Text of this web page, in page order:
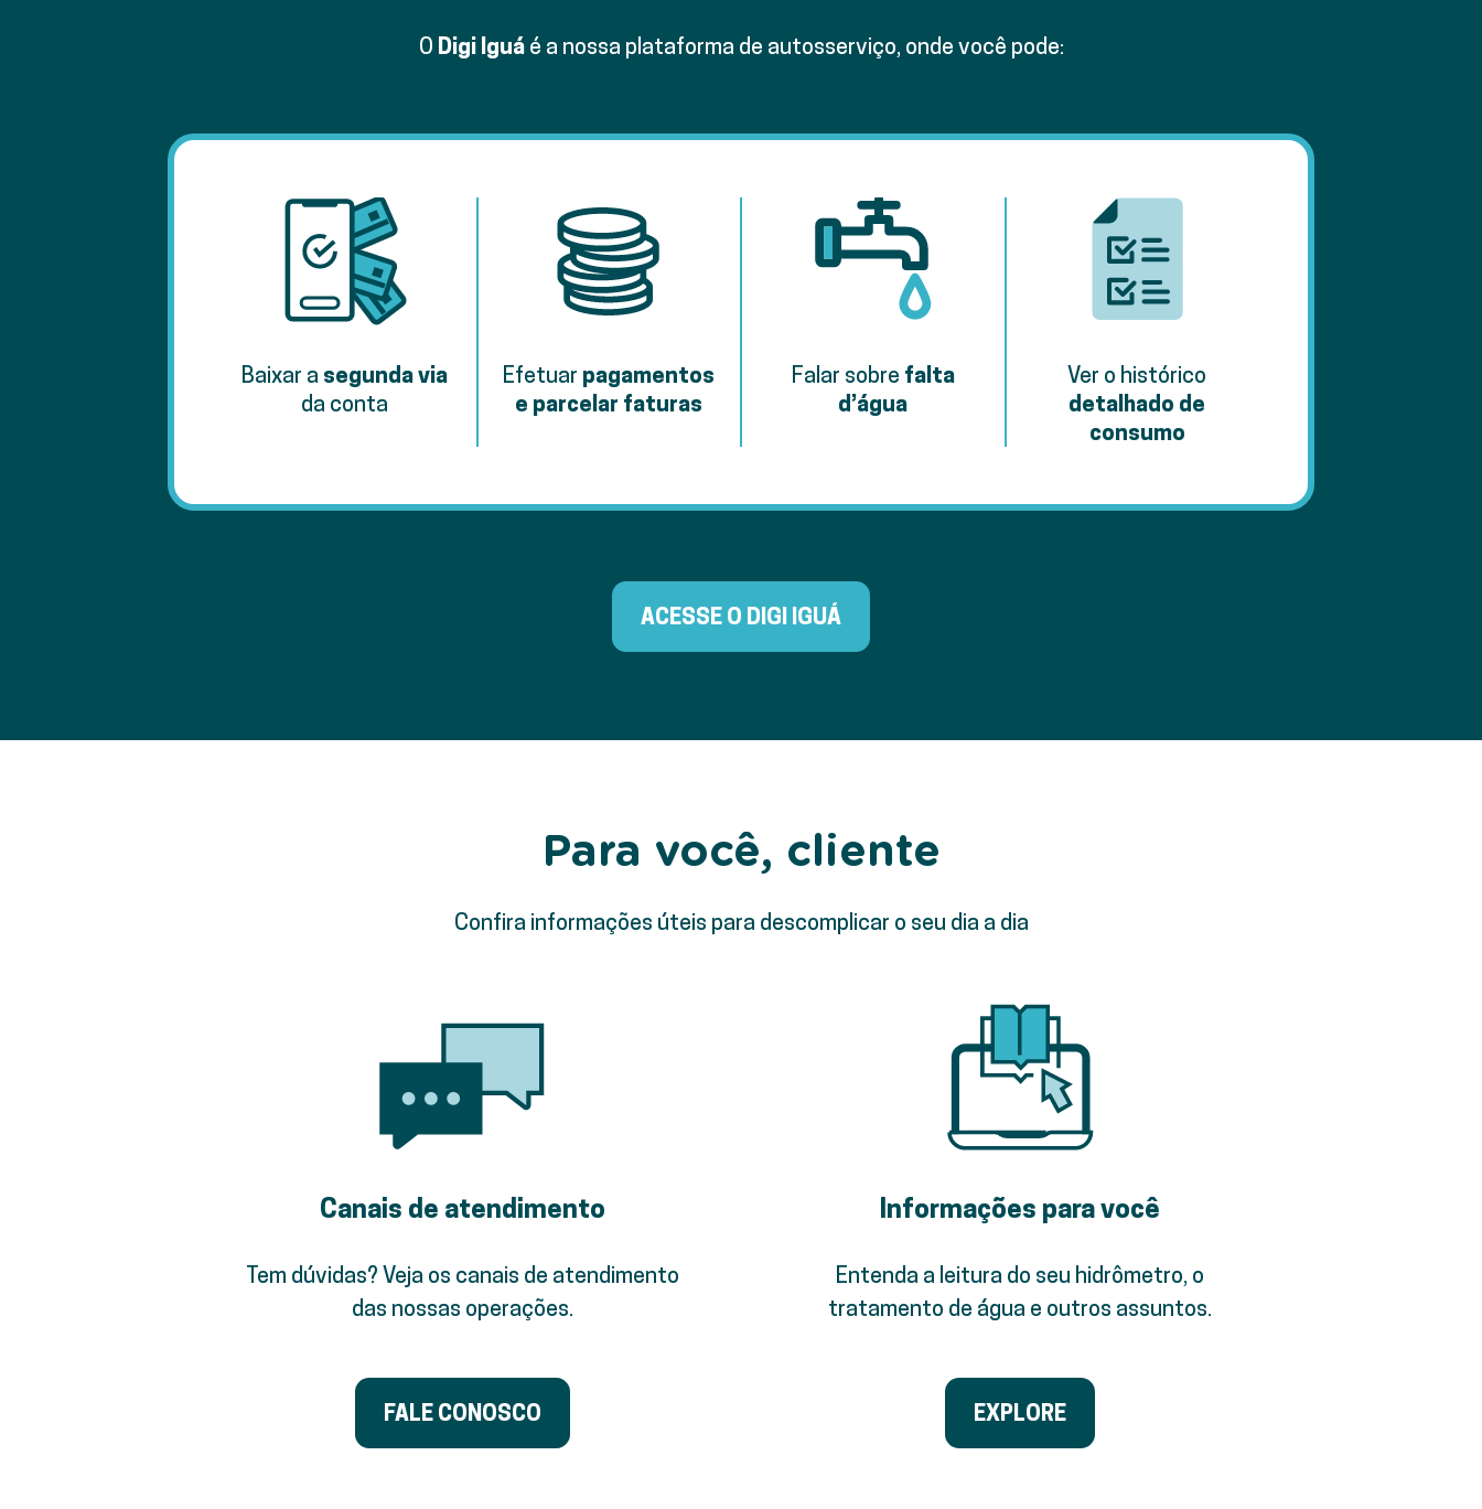
O Digi Iguáé a nossa plataforma de autosserviço, onde você pode:
Baixar a segunda via
da conta
Efetuar pagamentos
e parcelar faturas
Falar sobre falta
d’água
Ver o histórico
detalhado de
consumo
ACESSE O DIGI IGUÁ
Para você, cliente
Confira informações úteis para descomplicar o seu dia a dia
Canais de atendimento
Tem dúvidas? Veja os canais de atendimento
das nossas operações.
FALE CONOSCO
Informações para você
Entenda a leitura do seu hidrômetro, o
tratamento de água e outros assuntos.
EXPLORE